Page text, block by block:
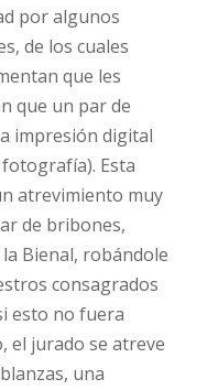
por algunos
de los cuales
que les
que un par de
impresión digital
Esta
atrevimiento muy
de bribones,
Bienal, robándole
consagrados
esto no fuera
el jurado se atreve
una